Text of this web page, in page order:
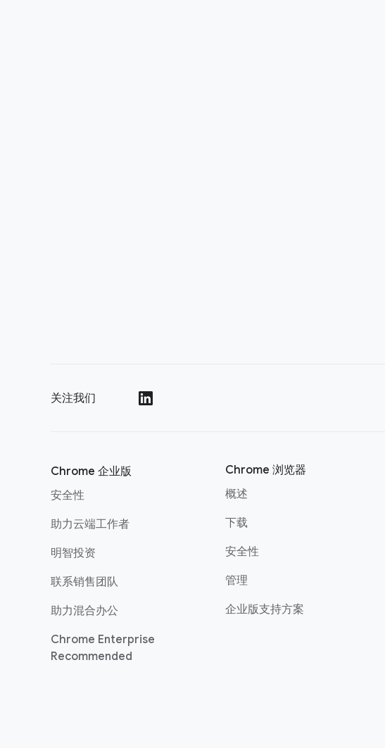
关注我们
Chrome 企业版
安全性
助力云端工作者
明智投资
联系销售团队
助力混合办公
Chrome Enterprise
Recommended
Chrome 浏览器
概述
下载
安全性
管理
企业版支持方案